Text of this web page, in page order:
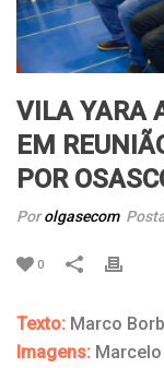
VILA YARA
EM
POR
Porolgasecom
0
Texto: Marco
Imagens: